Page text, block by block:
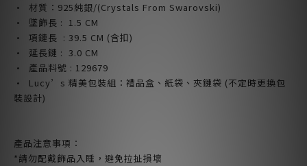
· 材質：925純銀/(Crystals From Swarovski)
· 墜飾長 : 1.5 CM
· 項鏈長 : 39.5 CM (含扣)
· 延長鏈 : 3.0 CM
· 產品料號 : 129679
· Lucy’s 精美包裝組：禮品盒、紙袋、夾鏈袋 (不定時更換包
裝設計)
產品注意事項：
*請勿配戴飾品入睡，避免拉扯損壞